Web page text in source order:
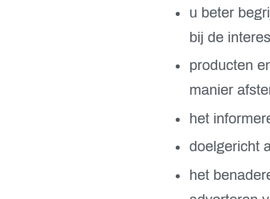
u beter
bij de
producten
manier
het
doelgericht
het